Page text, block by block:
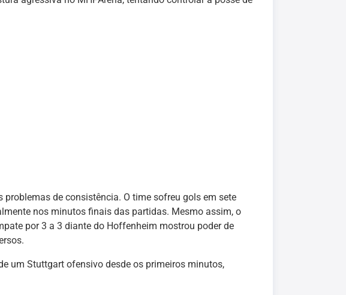
de consistência. O time sofreu gols em sete
nos minutos finais das partidas. Mesmo assim, o
por 3 a 3 diante do Hoffenheim mostrou poder de
um Stuttgart ofensivo desde os primeiros minutos,